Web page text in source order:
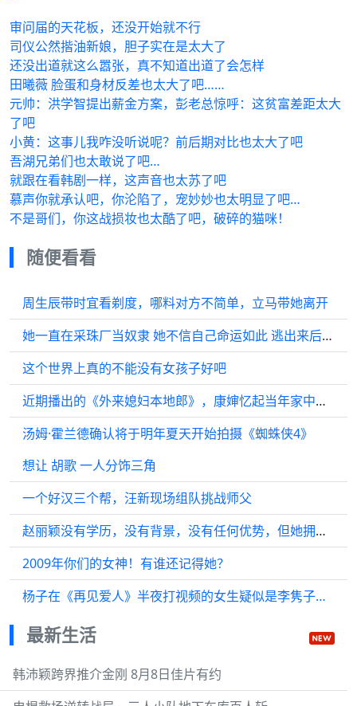
审问届的天花板，还没开始就不行
司仪公然揩油新娘，胆子实在是太大了
还没出道就这么嚣张，真不知道出道了会怎样
田曦薇 脸蛋和身材反差也太大了吧……
元帅：洪学智提出薪金方案，彭老总惊呼：这贫富差距太大
了吧
小黄：这事儿我咋没听说呢？前后期对比也太大了吧
吾湖兄弟们也太敢说了吧…
就跟在看韩剧一样，这声音也太苏了吧
慕声你就承认吧，你沦陷了，宠妙妙也太明显了吧…
不是哥们，你这战损妆也太酷了吧，破碎的猫咪！
随便看看
周生辰带时宜看剃度，哪料对方不简单，立马带她离开
她一直在采珠厂当奴隶 她不信自己命运如此 逃出来后一步步经商
这个世界上真的不能没有女孩子好吧
近期播出的《外来媳妇本地郎》，康婶忆起当年家中往事，引得网友纷纷感慨…
汤姆·霍兰德确认将于明年夏天开始拍摄《蜘蛛侠4》
想让 胡歌 一人分饰三角
一个好汉三个帮，汪新现场组队挑战师父
赵丽颖没有学历，没有背景，没有任何优势，但她拥有一颗永不放弃的心！
2009年你们的女神！有谁还记得她？
杨子在《再见爱人》半夜打视频的女生疑似是李隽子…
最新生活
韩沛颖跨界推介金刚 8月8日佳片有约